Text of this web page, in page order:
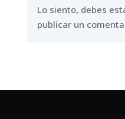
Lo siento, debes
publicar un